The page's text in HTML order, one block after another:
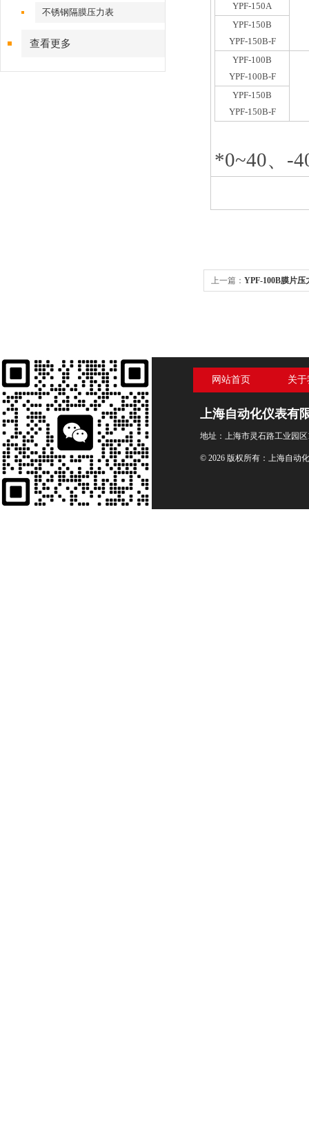
不锈钢隔膜压力表
查看更多
YPF-150A
YPF-150B
YPF-150B-F
YPF-100B
YPF-100B-F
YPF-150B
YPF-150B-F
*0~40、-
上一篇： YPF-100B膜片压
网站首页 关
上海自动化仪表有
地址：上海市灵石路工业园区
© 2026 版权所有：上海自动